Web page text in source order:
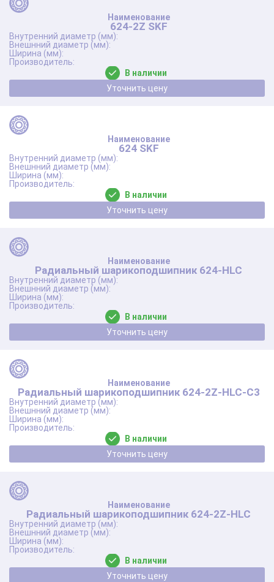
624-2Z SKF
В наличии
Уточнить цену
624 SKF
В наличии
Уточнить цену
Радиальный шарикоподшипник 624-HLC
В наличии
Уточнить цену
Радиальный шарикоподшипник 624-2Z-HLC-C3
В наличии
Уточнить цену
Радиальный шарикоподшипник 624-2Z-HLC
В наличии
Уточнить цену